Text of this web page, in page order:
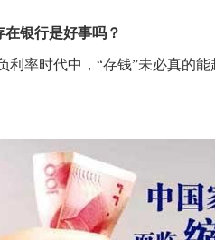
银行是好事吗？
率时代中，“存钱”未必真的能